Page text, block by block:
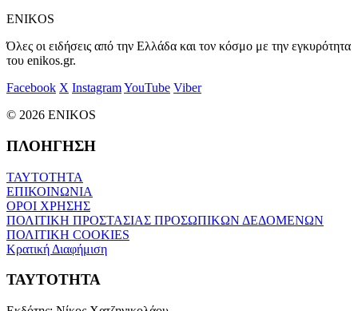
ENIKOS
Όλες οι ειδήσεις από την Ελλάδα και τον κόσμο με την εγκυρότητα
του enikos.gr.
Facebook X InstagramYouTube Viber
© 2026 ENIKOS
ΠΛΟΗΓΗΣΗ
ΤΑΥΤΟΤΗΤΑ
ΕΠΙΚΟΙΝΩΝΙΑ
ΟΡΟΙ ΧΡΗΣΗΣ
ΠΟΛΙΤΙΚΗ ΠΡΟΣΤΑΣΙΑΣ ΠΡΟΣΩΠΙΚΩΝ ΔΕΔΟΜΕΝΩΝ
ΠΟΛΙΤΙΚΗ COOKIES
Κρατική Διαφήμιση
ΤΑΥΤΟΤΗΤΑ